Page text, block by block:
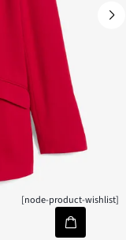
[node-product-wishlist]